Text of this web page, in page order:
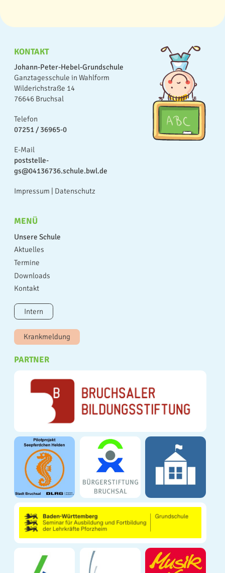
KONTAKT
Johann-Peter-Hebel-Grundschule
Ganztagesschule in Wahlform
Wilderichstraße 14
76646 Bruchsal
Telefon
07251 / 36965-0
E-Mail
poststelle-
gs@04136736.schule.bwl.de
Impressum | Datenschutz
MENÜ
Unsere Schule
Aktuelles
Termine
Downloads
Kontakt
Intern
Krankmeldung
PARTNER